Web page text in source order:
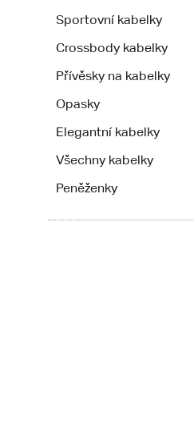
Sportovní kabelky
Crossbody kabelky
Přívěsky na kabelky
Opasky
Elegantní kabelky
Všechny kabelky
Peněženky